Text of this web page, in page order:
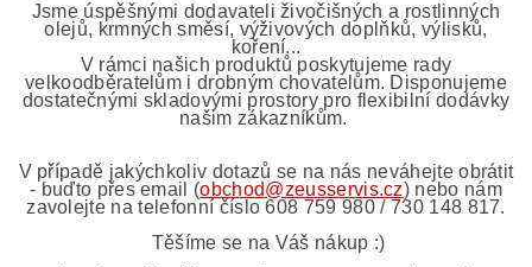
Jsme úspěšnými dodavateli živočišných a rostlinných
olejů, krmných směsí, výživových doplňků, výlisků,
koření...
V rámci našich produktů poskytujeme rady
velkoodběratelům i drobným chovatelům. Disponujeme
dostatečnými skladovými prostory pro flexibilní dodávky
našim zákazníkům.
V případě jakýchkoliv dotazů se na nás neváhejte obrátit
- buďto přes email (obchod@zeusservis.cz) nebo nám
zavolejte na telefonní číslo 608 759 980 / 730 148 817.
Těšíme se na Váš nákup :)